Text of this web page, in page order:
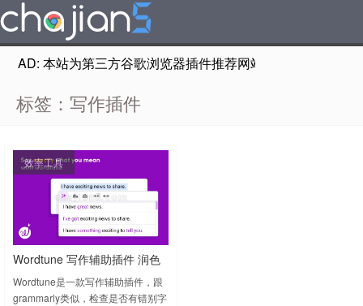
AD: 本站为第三方谷歌浏览器插件推荐网站，非Google
标签：写作插件
效率工具
Wordtune 写作辅助插件 润色
句子 检查语法错词
Wordtune是一款写作辅助插件，跟
grammarly类似，检查是否有错别字